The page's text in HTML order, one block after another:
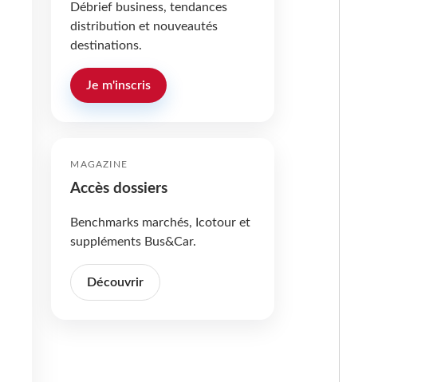
Débrief business, tendances
distribution et nouveautés
destinations.
Je m'inscris
MAGAZINE
Accès dossiers
Benchmarks marchés, Icotour et
suppléments Bus&Car.
Découvrir